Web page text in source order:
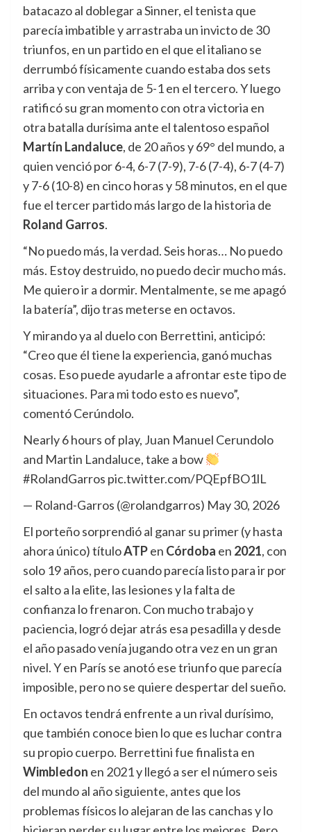
batacazo al doblegar a Sinner, el tenista que
parecía imbatible y arrastraba un invicto de 30
triunfos, en un partido en el que el italiano se
derrumbó físicamente cuando estaba dos sets
arriba y con ventaja de 5-1 en el tercero. Y luego
ratificó su gran momento con otra victoria en
otra batalla durísima ante el talentoso español
Martín Landaluce, de 20 años y 69° del mundo, a
quien venció por 6-4, 6-7 (7-9), 7-6 (7-4), 6-7 (4-7)
y 7-6 (10-8) en cinco horas y 58 minutos, en el que
fue el tercer partido más largo de la historia de
Roland Garros.
“No puedo más, la verdad. Seis horas… No puedo
más. Estoy destruido, no puedo decir mucho más.
Me quiero ir a dormir. Mentalmente, se me apagó
la batería”, dijo tras meterse en octavos.
Y mirando ya al duelo con Berrettini, anticipó:
“Creo que él tiene la experiencia, ganó muchas
cosas. Eso puede ayudarle a afrontar este tipo de
situaciones. Para mi todo esto es nuevo”,
comentó Cerúndolo.
Nearly 6 hours of play, Juan Manuel Cerundolo
and Martin Landaluce, take a bow
#RolandGarros pic.twitter.com/PQEpfBO1lL
— Roland-Garros (@rolandgarros) May 30, 2026
El porteño sorprendió al ganar su primer (y hasta
ahora único) títuloATPen Córdoba en 2021, con
solo 19 años, pero cuando parecía listo para ir por
el salto a la elite, las lesiones y la falta de
confianza lo frenaron. Con mucho trabajo y
paciencia, logró dejar atrás esa pesadilla y desde
el año pasado venía jugando otra vez en un gran
nivel. Y en París se anotó ese triunfo que parecía
imposible, pero no se quiere despertar del sueño.
En octavos tendrá enfrente a un rival durísimo,
que también conoce bien lo que es luchar contra
su propio cuerpo. Berrettini fue finalista en
Wimbledon en 2021 y llegó a ser el número seis
del mundo al año siguiente, antes que los
problemas físicos lo alejaran de las canchas y lo